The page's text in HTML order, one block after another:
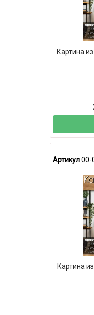
Картина
Артикул00-
Картина